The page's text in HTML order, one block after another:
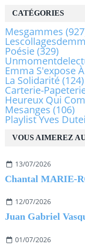
VOUS AIMEREZ
13/07/2026
12/07/2026
Juan Gabriel
01/07/2026
CATÉGORIES
Mesgammes
Poésie(329)
Emma S'expose
La Solidarité(124)
Carterie-
Heureux Qui
Mesanges (106)
Playlist Yves